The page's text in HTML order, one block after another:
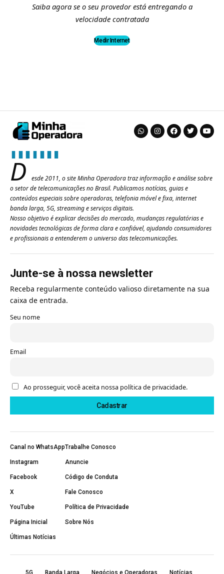
Saiba agora se o seu provedor está entregando a
velocidade contratada
Medir Internet
D
esde 2011, o site Minha Operadora traz informação e análise sobre
o setor de telecomunicações no Brasil. Publicamos notícias, guias e
conteúdos especiais sobre operadoras, telefonia móvel e fixa, internet
banda larga, 5G, streaming e serviços digitais.
Nosso objetivo é explicar decisões do mercado, mudanças regulatórias e
novidades tecnológicas de forma clara e confiável, ajudando consumidores
e profissionais a entenderem o universo das telecomunicações.
Junte-se à nossa newsletter
Receba regularmente conteúdo valioso diretamente na sua
caixa de entrada.
Seu nome
Email
Ao prosseguir, você aceita nossa política de privacidade.
Canal no WhatsApp
Instagram
Facebook
X
YouTube
Página Inicial
Últimas Notícias
Trabalhe Conosco
Anuncie
Código de Conduta
Fale Conosco
Política de Privacidade
Sobre Nós
5G Banda Larga Negócios e Operadoras Notícias